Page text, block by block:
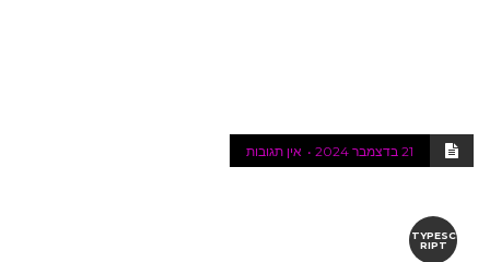
21 בדצמבר 2024 אין תגובות
TYPESC
RIPT